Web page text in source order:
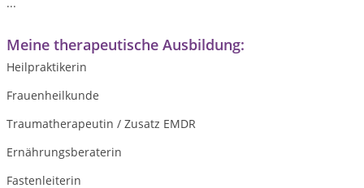
Meine therapeutische Ausbildung:
Heilpraktikerin
Frauenheilkunde
Traumatherapeutin / Zusatz EMDR
Ernährungsberaterin
Fastenleiterin